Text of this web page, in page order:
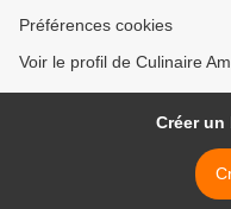
Préférences cookies
Voir le profil de Culinaire
Créer